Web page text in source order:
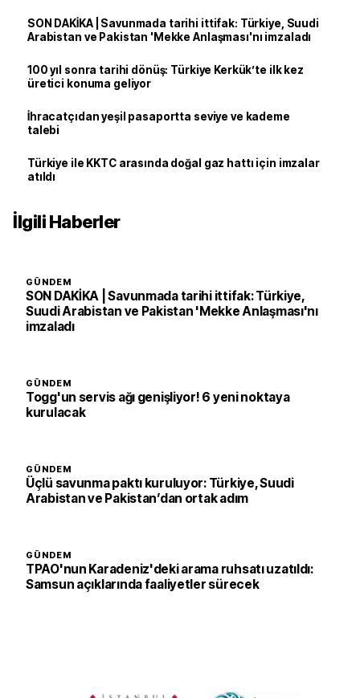
SON DAKİKA | Savunmada tarihi ittifak: Türkiye, Suudi
Arabistan ve Pakistan 'Mekke Anlaşması'nı imzaladı
100 yıl sonra tarihi dönüş: Türkiye Kerkük’te ilk kez
üretici konuma geliyor
İhracatçıdan yeşil pasaportta seviye ve kademe
talebi
Türkiye ile KKTC arasında doğal gaz hattı için imzalar
atıldı
İlgili Haberler
GÜNDEM
SON DAKİKA | Savunmada tarihi ittifak: Türkiye,
Suudi Arabistan ve Pakistan 'Mekke Anlaşması'nı
imzaladı
GÜNDEM
Togg'un servis ağı genişliyor! 6 yeni noktaya
kurulacak
GÜNDEM
Üçlü savunma paktı kuruluyor: Türkiye, Suudi
Arabistan ve Pakistan’dan ortak adım
GÜNDEM
TPAO'nun Karadeniz'deki arama ruhsatı uzatıldı:
Samsun açıklarında faaliyetler sürecek